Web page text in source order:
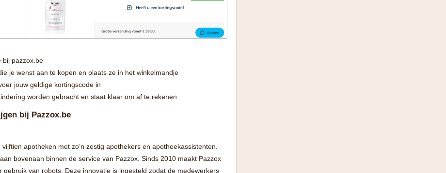
bij pazzox.be
je wenst aan te kopen en plaats ze in het winkelmandje
jouw geldige kortingscode in
worden gebracht en staat klaar om af te rekenen
bij Pazzox.be
apotheken met zo’n zestig apothekers en apotheekassistenten.
bovenaan binnen de service van Pazzox. Sinds 2010 maakt Pazzox
van robots. Deze innovatie is ingesteld zodat de medewerkers